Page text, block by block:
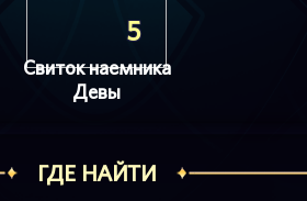
5
Свиток наемника
Девы
ГДЕ НАЙТИ